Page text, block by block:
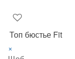
Топ бюстье Fit
×